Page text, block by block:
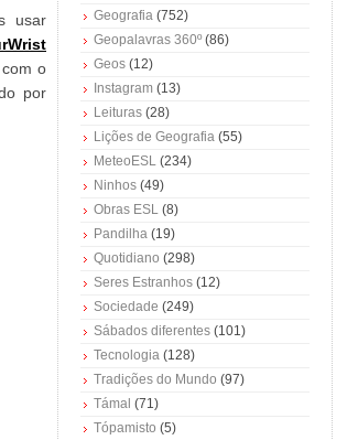
usar
com o
por
Geografia (752)
Geopalavras 360º (86)
Geos (12)
Instagram (13)
Leituras (28)
Lições de Geografia (55)
MeteoESL (234)
Ninhos (49)
Obras ESL (8)
Pandilha (19)
Quotidiano (298)
Seres Estranhos (12)
Sociedade (249)
Sábados diferentes (101)
Tecnologia (128)
Tradições do Mundo (97)
Támal (71)
Tópamisto (5)